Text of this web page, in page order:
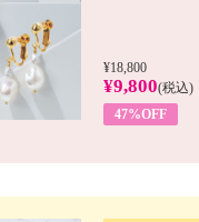
¥18,800
¥9,800(税込)
47%OFF